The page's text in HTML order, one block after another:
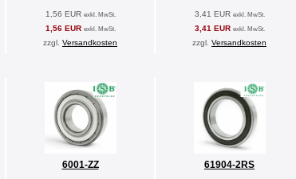
1,56 EUR exkl. MwSt.
1,56 EUR exkl. MwSt.
zzgl. Versandkosten
3,41 EUR exkl. MwSt.
3,41 EUR exkl. MwSt.
zzgl. Versandkosten
6001-ZZ
61904-2RS